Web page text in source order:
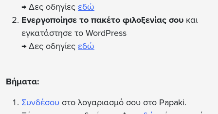
→ Δες οδηγίες εδώ
Ενεργοποίησε το πακέτο φιλοξενίας σου και
εγκατάστησε το WordPress
→ Δες οδηγίες εδώ
Βήματα:
Συνδέσου στο λογαριασμό σου στο Papaki.